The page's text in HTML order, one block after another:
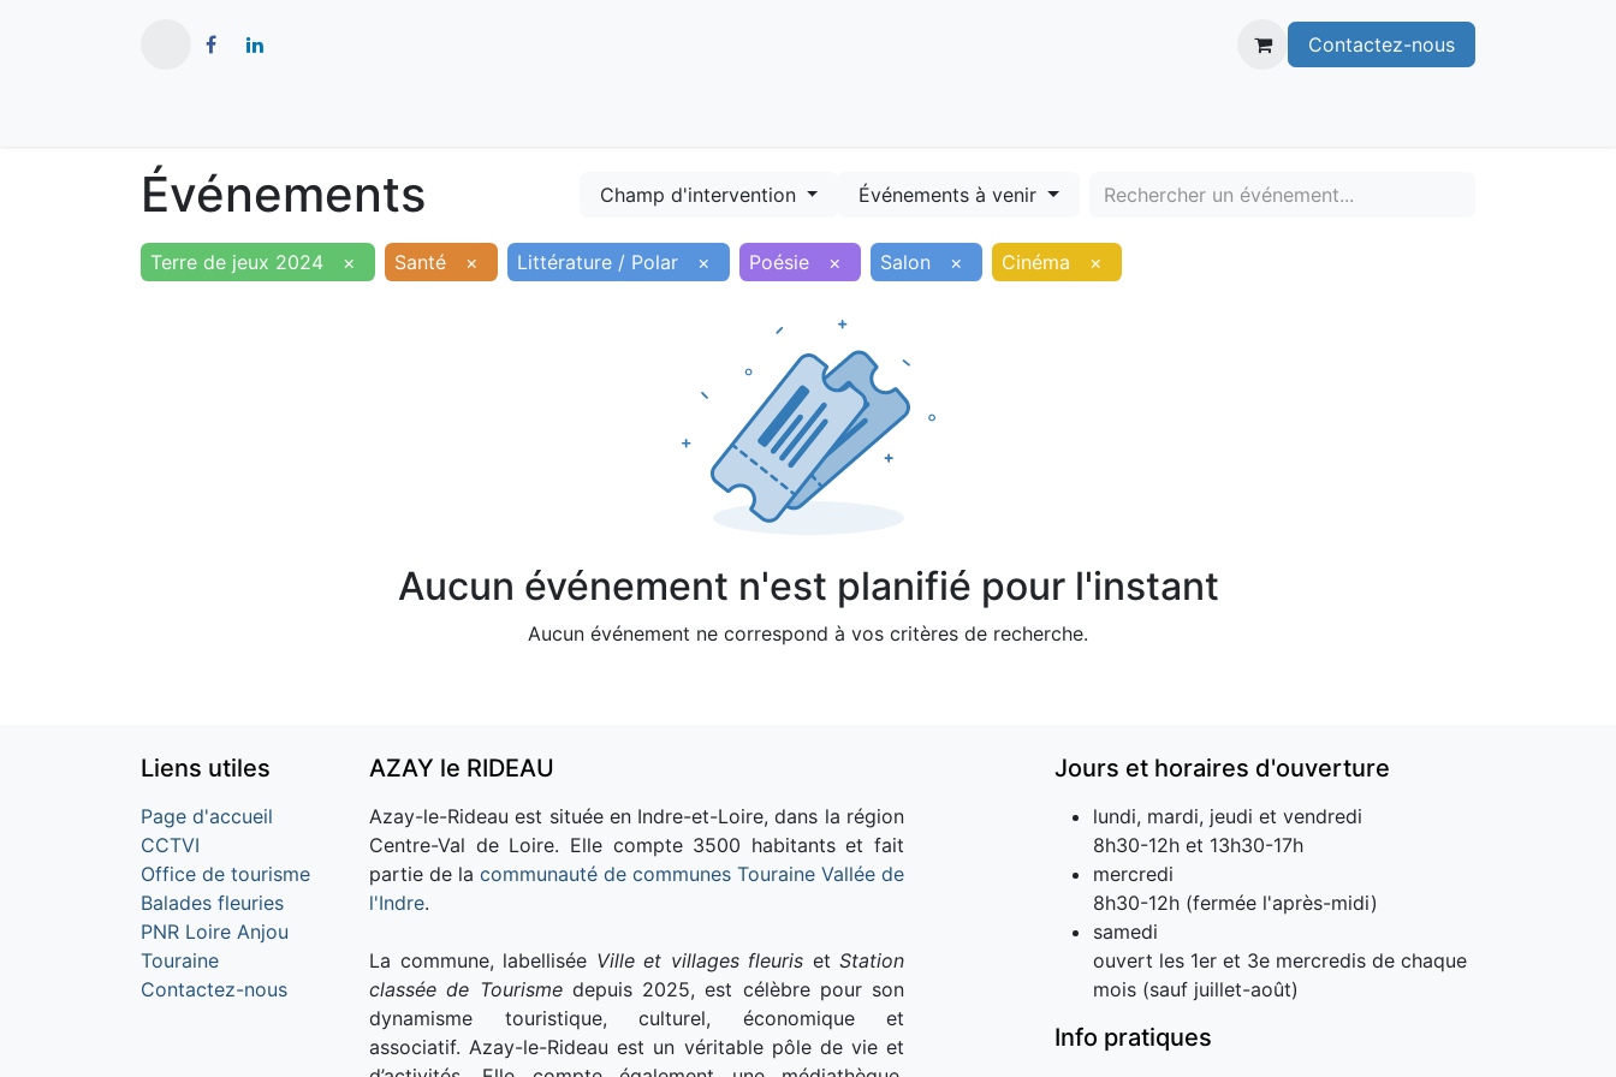
Contactez-nous
Événements Champ d'intervention Événements à venir
Terre de jeux 2024 × Santé × Littérature / Polar × Poésie × Salon × Cinéma ×
Aucun événement n'est planifié pour l'instant
Aucun événement ne correspond à vos critères de recherche.
Liens utiles
Page d'accueil
CCTVI
Office de tourisme
Balades fleuries
PNR Loire Anjou
Touraine
Contactez-nous
AZAY le RIDEAU
Azay-le-Rideau est située en Indre-et-Loire, dans la région
Centre-Val de Loire. Elle compte 3500 habitants et fait
partie de la communauté de communes Touraine Vallée de
l'Indre.
La commune, labellisée Ville et villages fleuris et Station
classée de Tourismedepuis 2025, est célèbre pour son
dynamisme touristique, culturel, économique et
associatif. Azay-le-Rideau est un véritable pôle de vie et
Jours et horaires d'ouverture
lundi, mardi, jeudi et vendredi
8h30-12h et 13h30-17h
mercredi
8h30-12h (fermée l'après-midi)
samedi
ouvert les 1er et 3e mercredis de chaque
mois (sauf juillet-août)
Info pratiques